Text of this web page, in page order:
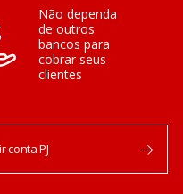
Não dependa
de outros
bancos para
cobrar seus
clientes
conta PJ